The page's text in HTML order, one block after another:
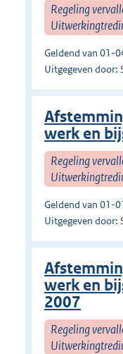
Regeling
Geldend van 01-
Uitgegeven door:
werk en
Regeling
Geldend van 01-
Uitgegeven door:
werk en
2007
Regeling